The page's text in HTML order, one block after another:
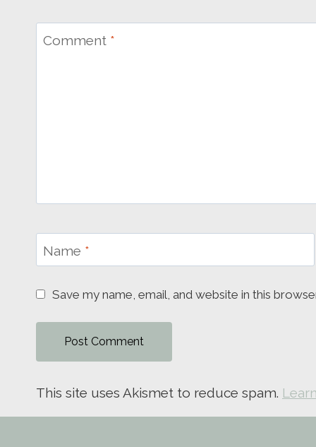
Comment *
Name *
Save my name, email, and website in this
This site uses Akismet to reduce spam.